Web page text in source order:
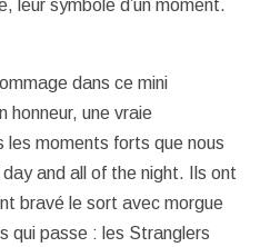
leur symbole d’un moment.
dans ce mini
honneur, une vraie
les moments forts que nous
and all of the night. Ils ont
bravé le sort avec morgue
qui passe : les Stranglers